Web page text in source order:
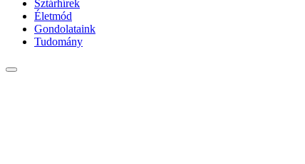
Sztárhírek
Életmód
Gondolataink
Tudomány